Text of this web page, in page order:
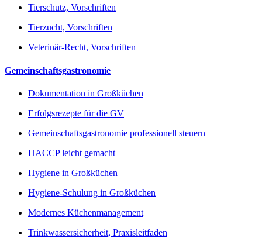
Tierschutz, Vorschriften
Tierzucht, Vorschriften
Veterinär-Recht, Vorschriften
Gemeinschaftsgastronomie
Dokumentation in Großküchen
Erfolgsrezepte für die GV
Gemeinschaftsgastronomie professionell steuern
HACCP leicht gemacht
Hygiene in Großküchen
Hygiene-Schulung in Großküchen
Modernes Küchenmanagement
Trinkwassersicherheit, Praxisleitfaden